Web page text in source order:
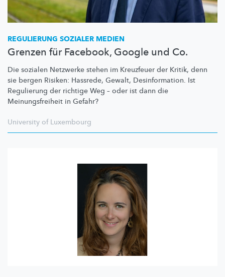
REGULIERUNG SOZIALER MEDIEN
Grenzen für Facebook, Google und Co.
Die sozialen Netzwerke stehen im Kreuzfeuer der Kritik, denn
sie bergen Risiken: Hassrede, Gewalt, Desinformation. Ist
Regulierung der richtige Weg – oder ist dann die
Meinungsfreiheit in Gefahr?
University of Luxembourg